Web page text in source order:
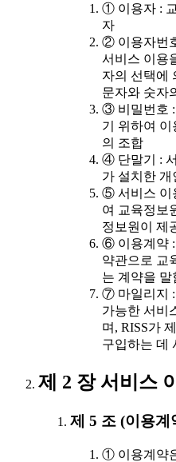
① 이용자 :
자
② 이용자번
서비스 이용
자의 선택에
문자와 숫자
③ 비밀번호 :
기 위하여
의 조합
④ 단말기 :
가 설치한 개
⑤ 서비스 이
여 교육정보
정보원이 제
⑥ 이용계약 :
약관으로 교
는 계약을 말
⑦ 마일리지 :
가능한 서비
며, RISS가
구입하는 데
제 2 장 서비스
제 5 조 (이용계
① 이용계약